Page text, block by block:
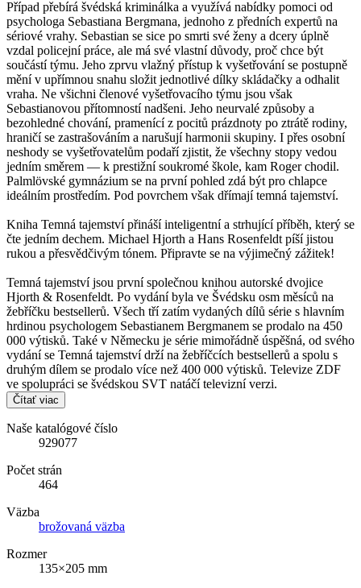
Případ přebírá švédská kriminálka a využívá nabídky pomoci od
psychologa Sebastiana Bergmana, jednoho z předních expertů na
sériové vrahy. Sebastian se sice po smrti své ženy a dcery úplně
vzdal policejní práce, ale má své vlastní důvody, proč chce být
součástí týmu. Jeho zprvu vlažný přístup k vyšetřování se postupně
mění v upřímnou snahu složit jednotlivé dílky skládačky a odhalit
vraha. Ne všichni členové vyšetřovacího týmu jsou však
Sebastianovou přítomností nadšeni. Jeho neurvalé způsoby a
bezohledné chování, pramenící z pocitů prázdnoty po ztrátě rodiny,
hraničí se zastrašováním a narušují harmonii skupiny. I přes osobní
neshody se vyšetřovatelům podaří zjistit, že všechny stopy vedou
jedním směrem — k prestižní soukromé škole, kam Roger chodil.
Palmlövské gymnázium se na první pohled zdá být pro chlapce
ideálním prostředím. Pod povrchem však dřímají temná tajemství.
Kniha Temná tajemství přináší inteligentní a strhující příběh, který se
čte jedním dechem. Michael Hjorth a Hans Rosenfeldt píší jistou
rukou a přesvědčivým tónem. Připravte se na výjimečný zážitek!
Temná tajemství jsou první společnou knihou autorské dvojice
Hjorth & Rosenfeldt. Po vydání byla ve Švédsku osm měsíců na
žebříčku bestsellerů. Všech tří zatím vydaných dílů série s hlavním
hrdinou psychologem Sebastianem Bergmanem se prodalo na 450
000 výtisků. Také v Německu je série mimořádně úspěšná, od svého
vydání se Temná tajemství drží na žebříčcích bestsellerů a spolu s
druhým dílem se prodalo více než 400 000 výtisků. Televize ZDF
ve spolupráci se švédskou SVT natáčí televizní verzi.
Čítať viac
Naše katalógové číslo
929077
Počet strán
464
Väzba
brožovaná väzba
Rozmer
135×205 mm